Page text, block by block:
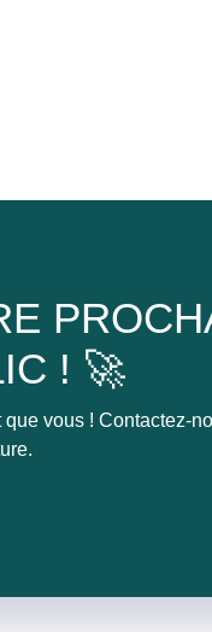
! 🚀
vous ! Contactez-